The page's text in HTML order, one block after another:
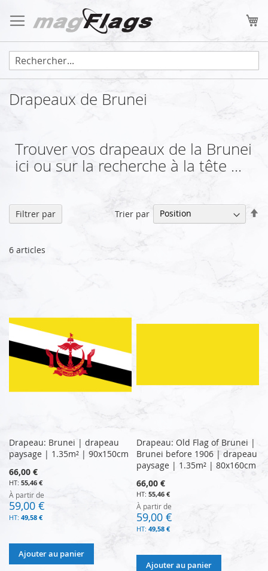
au
contenu
Drapeaux de Brunei
Trouver vos drapeaux de la Brunei
ici ou sur la recherche à la tête ...
6 articles
Trier par
Drapeau: Brunei | drapeau
paysage | 1.35m² | 90x150cm
66,00 €
55,46 €
À partir de
59,00 €
49,58 €
Ajouter au panier
Drapeau: Old Flag of Brunei |
Brunei before 1906 | drapeau
paysage | 1.35m² | 80x160cm
66,00 €
55,46 €
À partir de
59,00 €
49,58 €
Ajouter au panier
Filtrer par